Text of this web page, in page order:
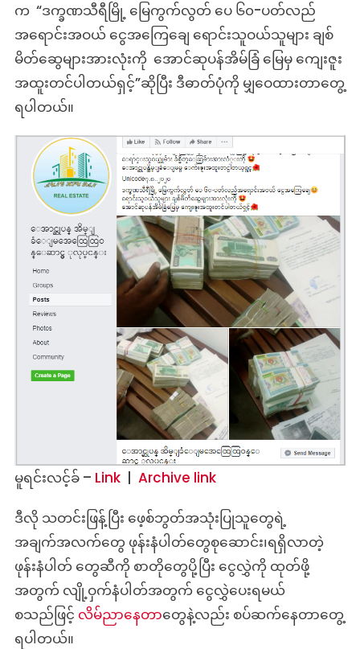
က “ဒက္ခဏသီရီမြို့ မြေကွက်လွတ် ပေ ၆၀-ပတ်လည်
အရောင်းအဝယ် ငွေအကြေချေ ရောင်းသူဝယ်သူများ ချစ်
မိတ်ဆွေများအားလုံးကို အောင်ဆုပန်အိမ်ခြံ မြေမှ ကျေးဇူး
အထူးတင်ပါတယ်ရှင့်”ဆိုပြီး ဒီဓာတ်ပုံကို မျှဝေထားတာတွေ့
ရပါတယ်။
မူရင်းလင့်ခ် – Link| Archive link
ဒီလို သတင်းဖြန့်ပြီး ဖေ့စ်ဘွတ်အသုံးပြုသူတွေရဲ့
အချက်အလက်တွေ ဖုန်းနံပါတ်တွေစုဆောင်း၊ရရှိလာတဲ့
ဖုန်းနံပါတ် တွေဆီကို စာတိုတွေပို့ပြီး ငွေလွှဲကို ထုတ်ဖို့
အတွက် လျို့ဝှက်နံပါတ်အတွက် ငွေလွှဲပေးရမယ်
စသည်ဖြင့် လိမ်ညာနေတာတွေနဲ့လည်း စပ်ဆက်နေတာတွေ့
ရပါတယ်။